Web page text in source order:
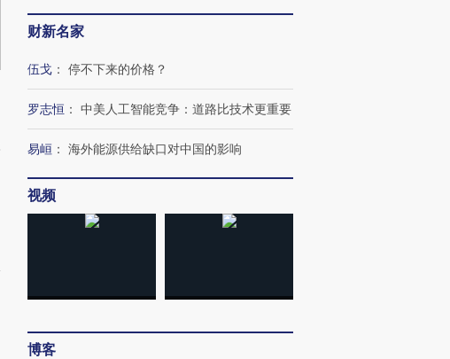
财新名家
伍戈 ： 停不下来的价格？
罗志恒 ： 中美人工智能竞争：道路比技术更重要
易峘 ： 海外能源供给缺口对中国的影响
视频
博客